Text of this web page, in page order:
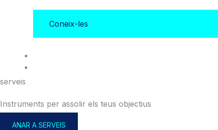
Coneix-les
serveis
Instruments per assolir els teus objectius
ANAR A SERVEIS